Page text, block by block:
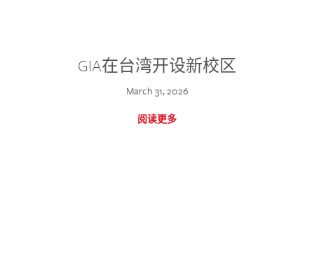
GIA在台湾开设新校区
March 31, 2026
阅读更多